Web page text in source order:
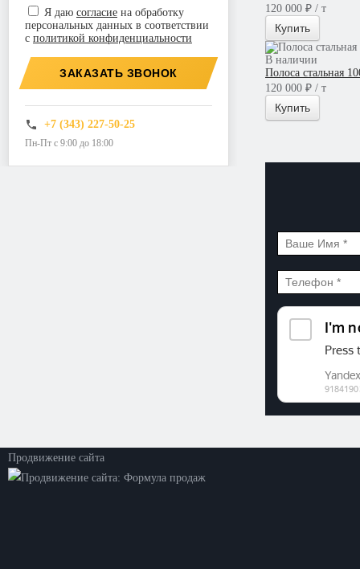
Я даю согласие на обработку
персональных данных в соответствии
с политикой конфиденциальности
ЗАКАЗАТЬ ЗВОНОК
+7 (343) 227-50-25
Пн-Пт с 9:00 до 18:00
120 000 ₽ / т
Купить
В наличии
Полоса стальная
120 000 ₽ / т
Купить
Продвижение сайта